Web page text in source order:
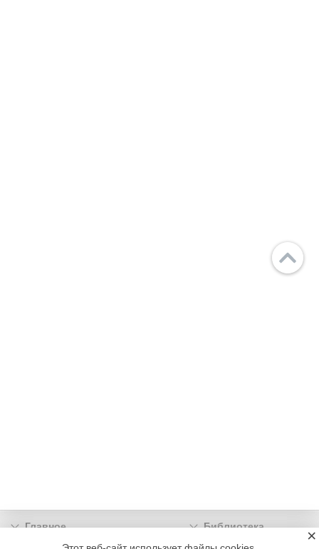
Главное
Библиотека
×